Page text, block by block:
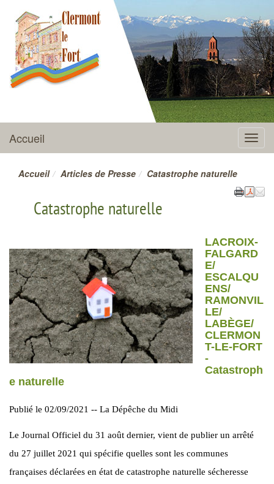
CLERMONT-LE-FORT
Menu
Accueil
Accueil Articles de Presse Catastrophe naturelle
Catastrophe naturelle
LACROIX-
FALGARD
E/
ESCALQU
ENS/
RAMONVIL
LE/
LABÈGE/
CLERMON
T-LE-FORT
-
Catastroph
e naturelle
Publié le 02/09/2021 -- La Dépêche du Midi
Le Journal Officiel du 31 août dernier, vient de publier un arrêté
du 27 juillet 2021 qui spécifie quelles sont les communes
françaises déclarées en état de catastrophe naturelle sécheresse